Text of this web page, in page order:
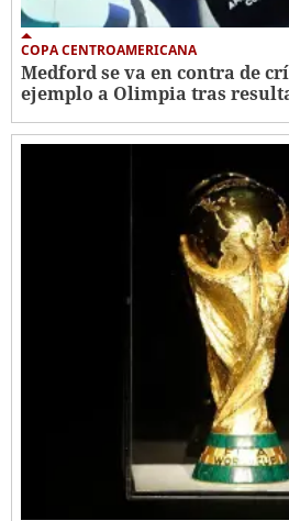
COPA CENTROAMERICANA
Medford se va en contra de
ejemplo a Olimpia tras